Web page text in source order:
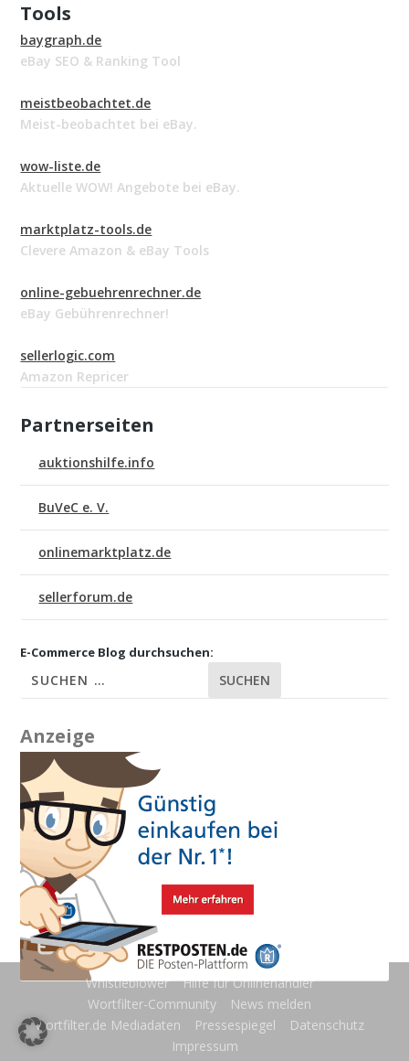
Tools
baygraph.de
eBay SEO & Ranking Tool
meistbeobachtet.de
Meist-beobachtet bei eBay.
wow-liste.de
Aktuelle WOW! Angebote bei eBay.
marktplatz-tools.de
Clevere Amazon & eBay Tools
online-gebuehrenrechner.de
eBay Gebührenrechner!
sellerlogic.com
Amazon Repricer
Partnerseiten
auktionshilfe.info
BuVeC e. V.
onlinemarktplatz.de
sellerforum.de
E-Commerce Blog durchsuchen:
SUCHEN
Anzeige
Whistleblower
Hilfe für Onlinehändler
Wortfilter-Community
News melden
wortfilter.de Mediadaten
Pressespiegel
Datenschutz
Impressum